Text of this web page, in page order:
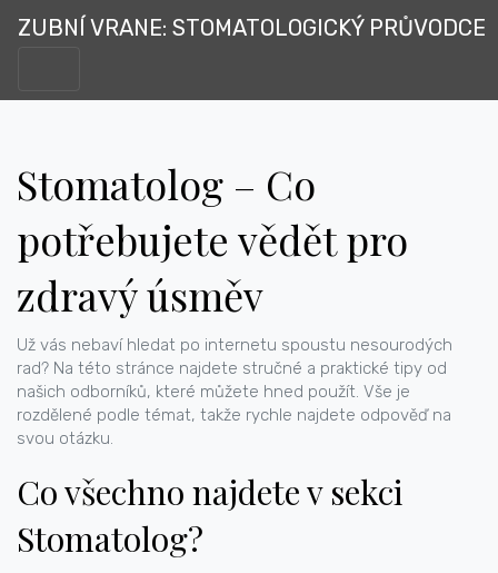
ZUBNÍ VRANE: STOMATOLOGICKÝ PRŮVODCE
Stomatolog – Co
potřebujete vědět pro
zdravý úsměv
Už vás nebaví hledat po internetu spoustu nesourodých
rad? Na této stránce najdete stručné a praktické tipy od
našich odborníků, které můžete hned použít. Vše je
rozdělené podle témat, takže rychle najdete odpověď na
svou otázku.
Co všechno najdete v sekci
Stomatolog?